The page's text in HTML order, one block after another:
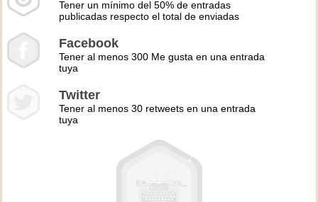
Tener un mínimo del 50% de entradas
publicadas respecto el total de enviadas
Facebook
Tener al menos 300 Me gusta en una entrada
tuya
Twitter
Tener al menos 30 retweets en una entrada
tuya